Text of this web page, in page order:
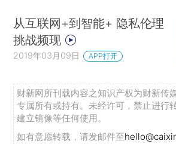
从互联网+到智能+ 隐私伦理
挑战频现
2019年03月09日 APP打开
财新网所刊载内容之知识产权为财新传
专属所有或持有。未经许可，禁止进行
建立镜像等任何使用。
如有意愿转载，请发邮件至